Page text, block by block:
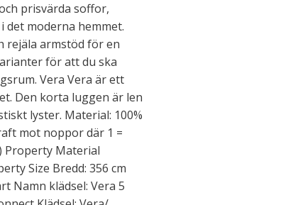
prisvärda soffor,
det moderna hemmet.
rejäla armstöd för en
för att du ska
Vera Vera är ett
Den korta luggen är len
lyster. Material: 100%
mot noppor där 1 =
Property Material
Size Bredd: 356 cm
Namn klädsel: Vera 5